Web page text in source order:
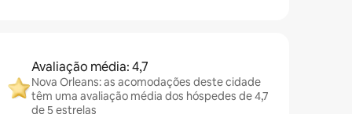
Avaliação média: 4,7
Nova Orleans: as acomodações deste cidade
têm uma avaliação média dos hóspedes de 4,7
de 5 estrelas